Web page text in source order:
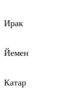
Ирак
Йемен
Катар